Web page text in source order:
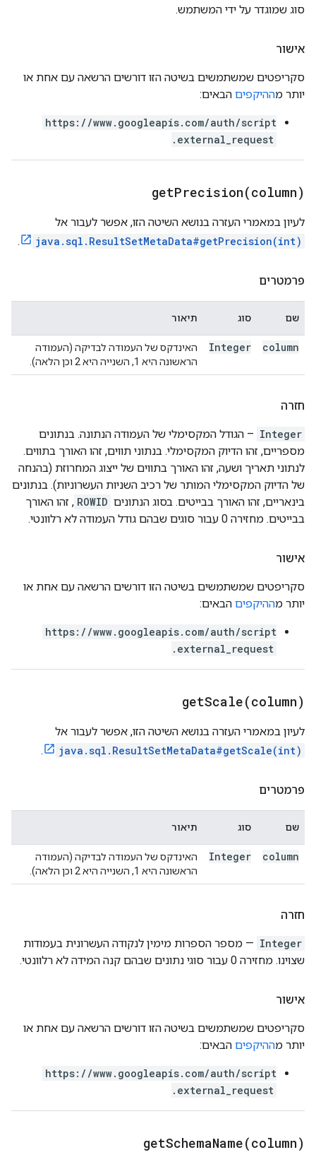
סוג שמוגדר על ידי המשתמש.
אישור
סקריפטים שמשתמשים בשיטה הזו דורשים הרשאה עם אחת או
יותר מההיקפים הבאים:
https://www.googleapis.com/auth/script
.external_request
getPrecision(column)
לעיון במאמרי העזרה בנושא השיטה הזו, אפשר לעבור אל
java.sql.ResultSetMetaData#getPrecision(int)
.
פרמטרים
שם סוג תיאור
column
Integer
האינדקס של העמודה לבדיקה (העמודה
הראשונה היא 1, השנייה היא 2 וכן הלאה).
חזרה
Integer – הגודל המקסימלי של העמודה הנתונה. בנתונים
מספריים, זהו הדיוק המקסימלי. בנתוני תווים, זהו האורך בתווים.
לנתוני תאריך ושעה, זהו האורך בתווים של ייצוג המחרוזת (בהנחה
של הדיוק המקסימלי המותר של רכיב השניות העשרוניות). בנתונים
בינאריים, זהו האורך בבייטים. בסוג הנתונים ROWID , זהו האורך
בבייטים. מחזירה 0 עבור סוגים שבהם גודל העמודה לא רלוונטי.
אישור
סקריפטים שמשתמשים בשיטה הזו דורשים הרשאה עם אחת או
יותר מההיקפים הבאים:
https://www.googleapis.com/auth/script
.external_request
getScale(column)
לעיון במאמרי העזרה בנושא השיטה הזו, אפשר לעבור אל
java.sql.ResultSetMetaData#getScale(int)
.
פרמטרים
שם סוג תיאור
column
Integer
האינדקס של העמודה לבדיקה (העמודה
הראשונה היא 1, השנייה היא 2 וכן הלאה).
חזרה
Integer — מספר הספרות מימין לנקודה העשרונית בעמודות
שצוינו. מחזירה 0 עבור סוגי נתונים שבהם קנה המידה לא רלוונטי.
אישור
סקריפטים שמשתמשים בשיטה הזו דורשים הרשאה עם אחת או
יותר מההיקפים הבאים:
https://www.googleapis.com/auth/script
.external_request
getSchemaName(column)